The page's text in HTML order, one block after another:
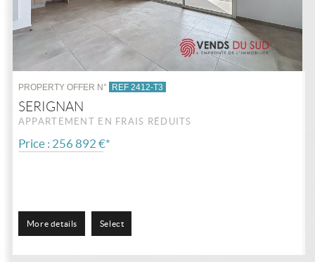
PROPERTY OFFER N° REF 2412-T3
SERIGNAN
APPARTEMENT EN FRAIS RÉDUITS
Price : 256 892 €*
More details Select